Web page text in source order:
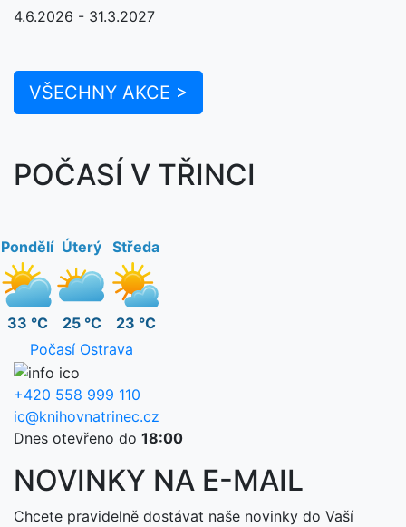
4.6.2026 - 31.3.2027
VŠECHNY AKCE >
POČASÍ V TŘINCI
Pondělí
33 °C
Úterý
25 °C
Středa
23 °C
Počasí Ostrava
+420 558 999 110
ic@knihovnatrinec.cz
Dnes otevřeno do 18:00
NOVINKY NA E-MAIL
Chcete pravidelně dostávat naše novinky do Vaší